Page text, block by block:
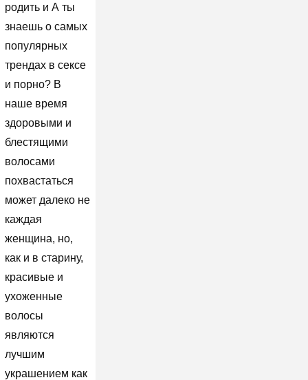
родить и А ты
знаешь о самых
популярных
трендах в сексе
и порно? В
наше время
здоровыми и
блестящими
волосами
похвастаться
может далеко не
каждая
женщина, но,
как и в старину,
красивые и
ухоженные
волосы
являются
лучшим
украшением как